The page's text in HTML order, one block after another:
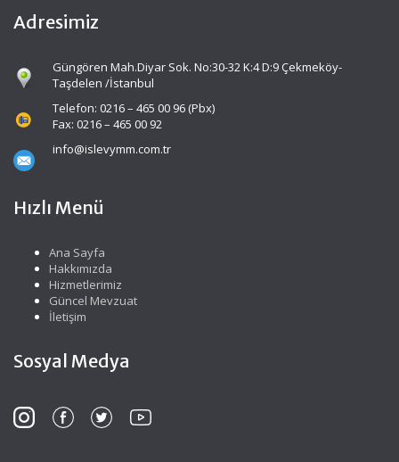
Adresimiz
Güngören Mah.Diyar Sok. No:30-32 K:4 D:9 Çekmeköy-
Taşdelen /İstanbul
Telefon: 0216 – 465 00 96 (Pbx)
Fax: 0216 – 465 00 92
info@islevymm.com.tr
Hızlı Menü
Ana Sayfa
Hakkımızda
Hizmetlerimiz
Güncel Mevzuat
İletişim
Sosyal Medya